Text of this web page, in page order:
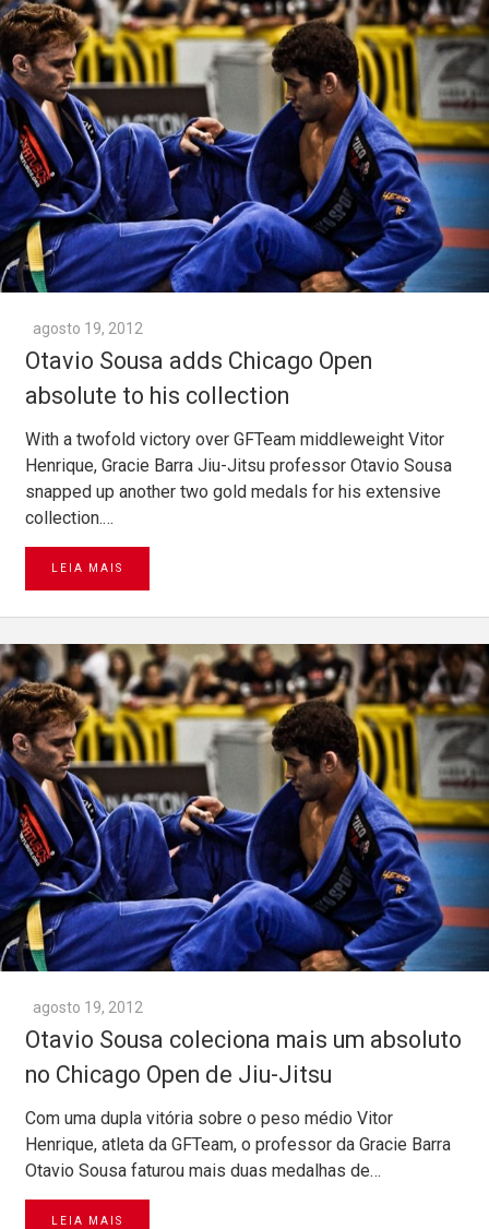
agosto 19, 2012
Otavio Sousa adds Chicago Open
absolute to his collection
With a twofold victory over GFTeam middleweight Vitor
Henrique, Gracie Barra Jiu-Jitsu professor Otavio Sousa
snapped up another two gold medals for his extensive
collection.…
LEIA MAIS
agosto 19, 2012
Otavio Sousa coleciona mais um absoluto
no Chicago Open de Jiu-Jitsu
Com uma dupla vitória sobre o peso médio Vitor
Henrique, atleta da GFTeam, o professor da Gracie Barra
Otavio Sousa faturou mais duas medalhas de…
LEIA MAIS